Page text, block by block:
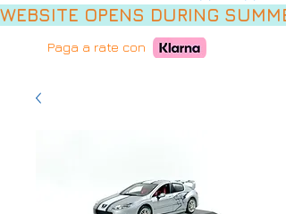
Paga a rate con
WEBSITE OPENS DURING